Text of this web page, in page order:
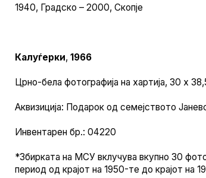
1940, Градско – 2000, Скопје
Калуѓерки, 1966
Црно-бела фотографија на хартија, 30 х
Аквизиција: Подарок од семејството
Инвентарен бр.: 04220
*Збирката на МСУ вклучува вкупно 30
период од крајот на 1950-те до крајот на